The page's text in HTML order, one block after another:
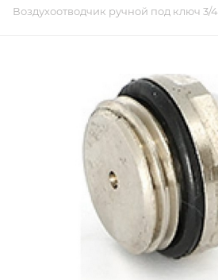
Воздухоотводчик ручной под ключ 3/